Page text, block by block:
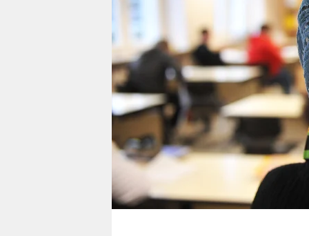
verlag
verlag
veranstaltungen
shop
fragen & hilfe
unterstützen
abo
genossenschaft